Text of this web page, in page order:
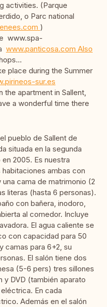
activities. (Parque
o Parc national
)
www.spa-
www.panticosa.com Also
place during the Summer
sur.es
the apartment in Sallent,
a wonderful time there
pueblo de Sallent de
situada en la segunda
2005. Es nuestra
ambas con
cama de matrimonio (2
literas (hasta 6 personas).
con bañera, inodoro,
al comedor. Incluye
El agua caliente se
con capacidad para 50
camas para 6+2, su
El salón tiene dos
(5-6 pers) tres sillones
y DVD (también aparato
En cada
Además en el salón